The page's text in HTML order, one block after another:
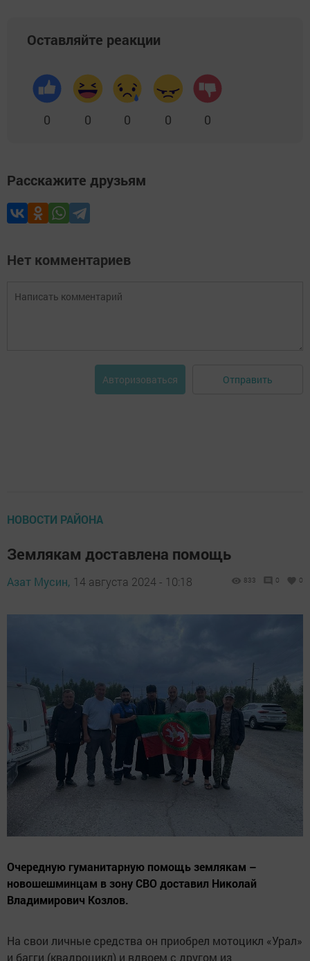
Оставляйте реакции
0 0 0 0 0
Расскажите друзьям
Нет комментариев
Авторизоваться Отправить
НОВОСТИ РАЙОНА
Землякам доставлена помощь
Азат Мусин, 14 августа 2024 - 10:18 833 0 0
Очередную гуманитарную помощь землякам –
новошешминцам в зону СВО доставил Николай
Владимирович Козлов.
На свои личные средства он приобрел мотоцикл «Урал»
и багги (квадроцикл) и вдвоем с другом из